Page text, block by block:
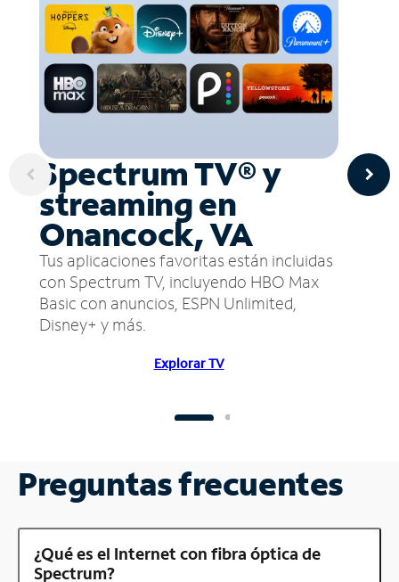
Spectrum TV® y
streaming en
Onancock, VA
Tus aplicaciones favoritas están incluidas
con Spectrum TV, incluyendo HBO Max
Basic con anuncios, ESPN Unlimited,
Disney+ y más.
Explorar TV
Preguntas frecuentes
¿Qué es el Internet con fibra óptica de
Spectrum?